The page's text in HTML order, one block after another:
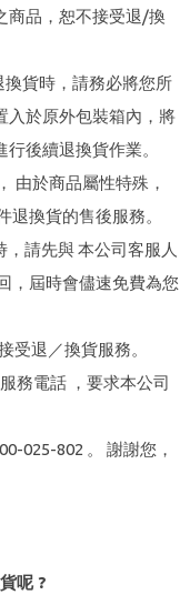
商品，恕不接受退/換
貨時，請務必將您所
入於原外包裝箱內，將
後續退換貨作業。
由於商品屬性特殊，
換貨的售後服務。
請先與 本公司客服人
，屆時會儘速免費為您
受退／換貨服務。
務電話 ，要求本公司
025-802 。 謝謝您，
呢 ?